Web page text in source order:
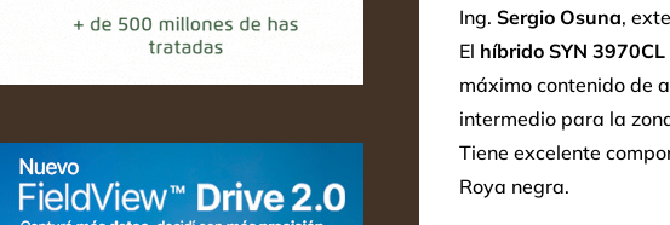
Ing. Sergio Osuna,
El híbrido SYN 3970CL
máximo contenido de
intermedio para la
Tiene excelente
Roya negra.